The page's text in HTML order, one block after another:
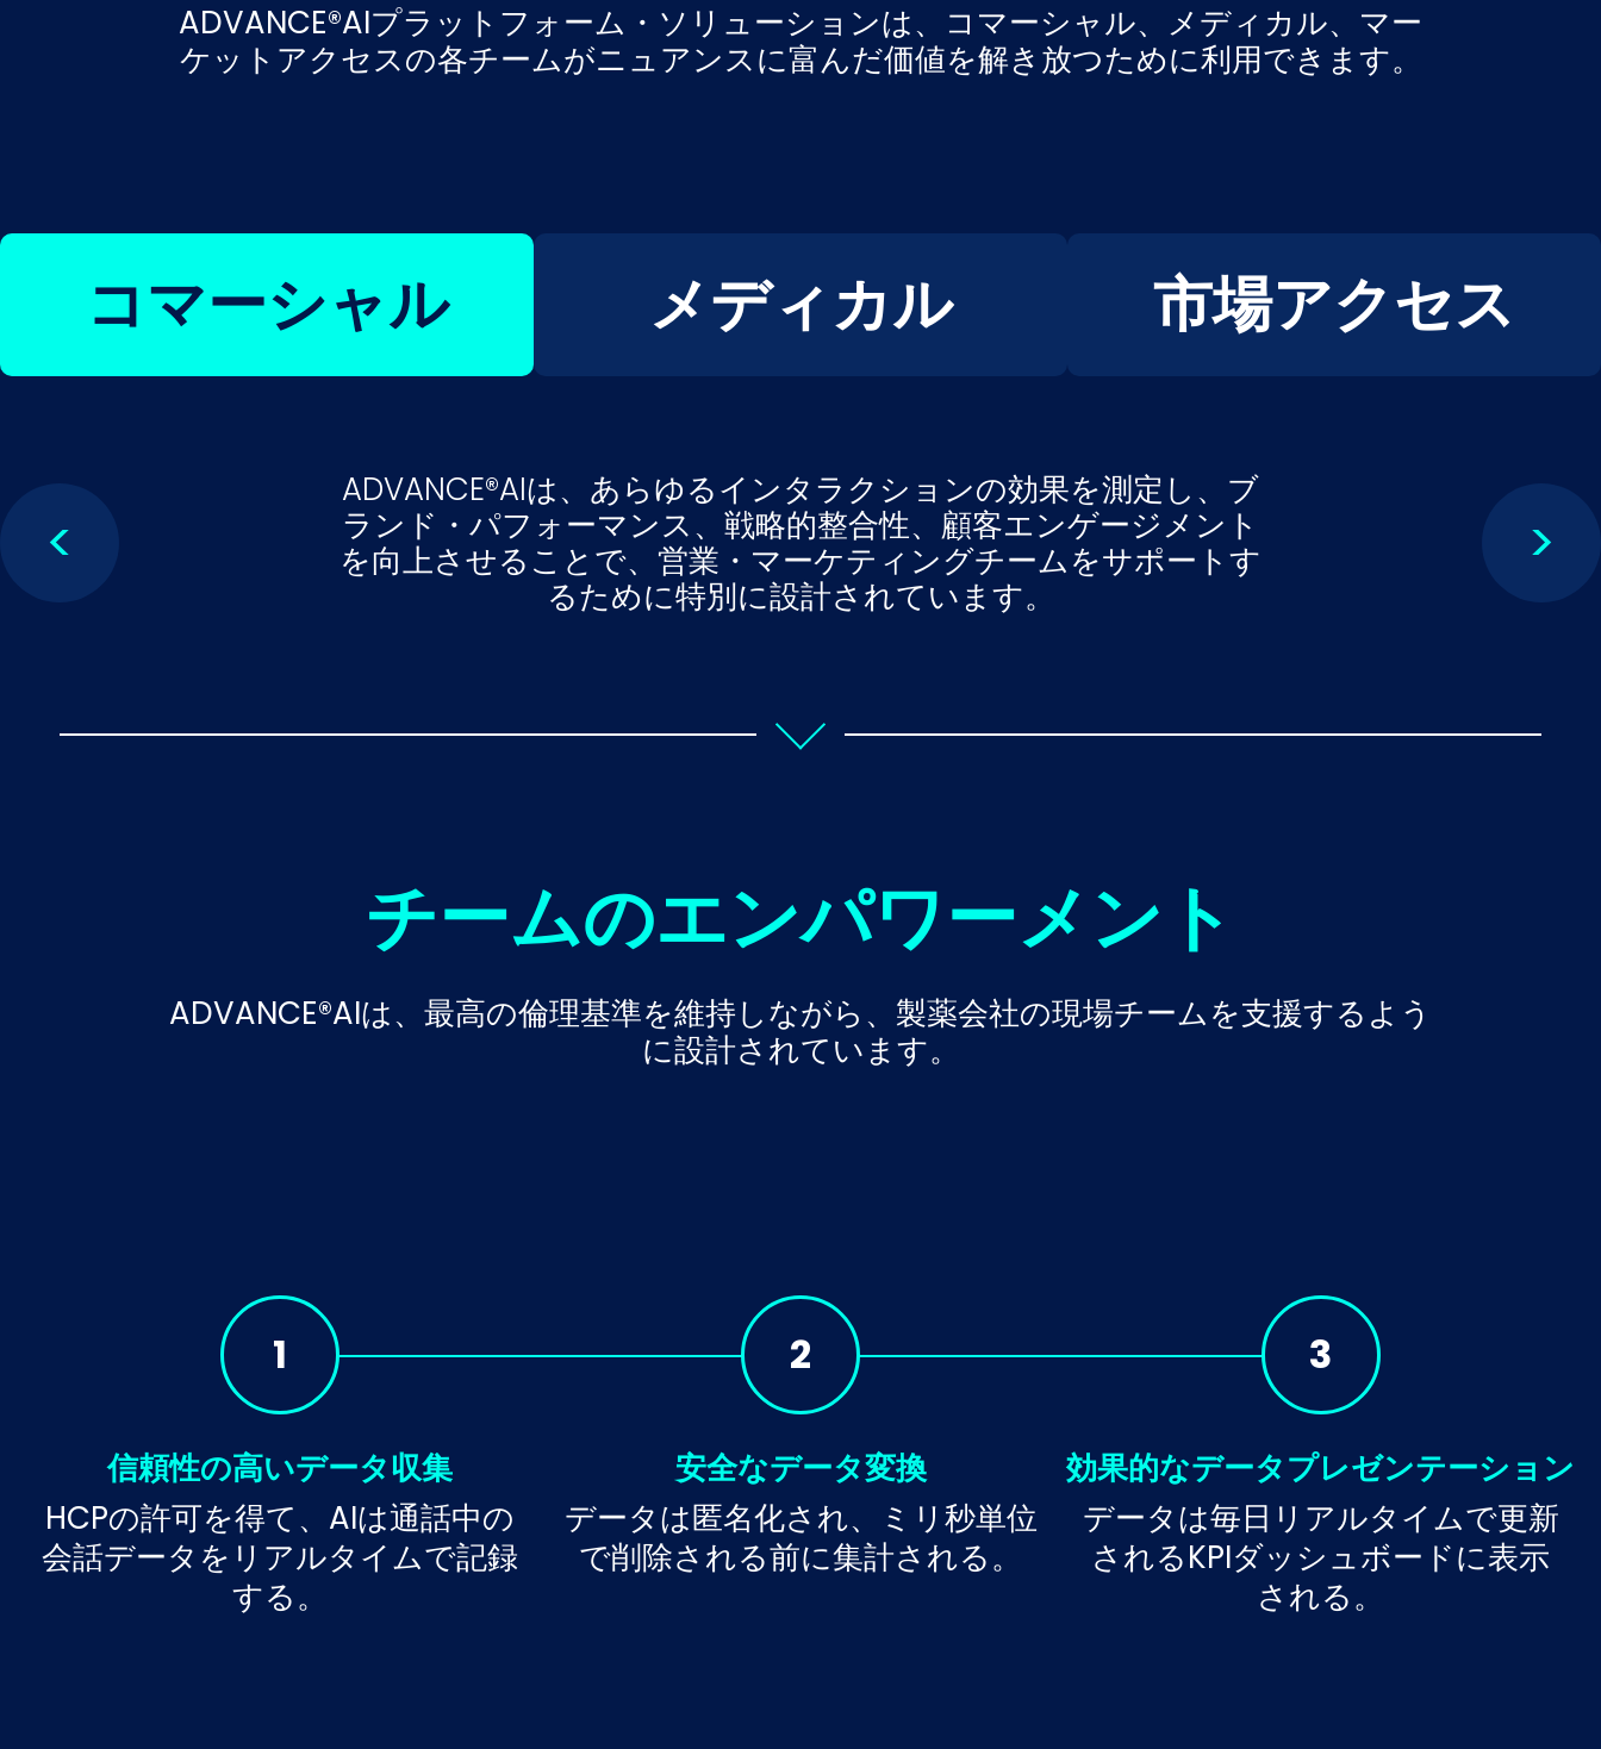
ADVANCE®AIプラットフォーム・ソリューションは、コマーシャル、メディカル、マー
ケットアクセスの各チームがニュアンスに富んだ価値を解き放つために利用できます。
コマーシャル メディカル 市場アクセス
<
ADVANCE®AIは、あらゆるインタラクションの効果を測定し、ブ
ランド・パフォーマンス、戦略的整合性、顧客エンゲージメント
を向上させることで、営業・マーケティングチームをサポートす
るために特別に設計されています。
>
チームのエンパワーメント
ADVANCE®AIは、最高の倫理基準を維持しながら、製薬会社の現場チームを支援するよう
に設計されています。
1
信頼性の高いデータ収集
HCPの許可を得て、AIは通話中の
会話データをリアルタイムで記録
する。
2
安全なデータ変換
データは匿名化され、ミリ秒単位
で削除される前に集計される。
3
効果的なデータプレゼンテーション
データは毎日リアルタイムで更新
されるKPIダッシュボードに表示
される。